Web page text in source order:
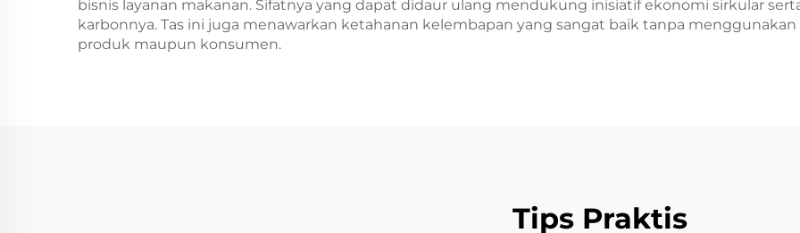
bisnis layanan makanan. Sifatnya yang dapat didaur ulang mendukung inisiatif ekonomi sirkular
karbonnya. Tas ini juga menawarkan ketahanan kelembapan yang sangat baik tanpa
produk maupun konsumen.
Tips Praktis